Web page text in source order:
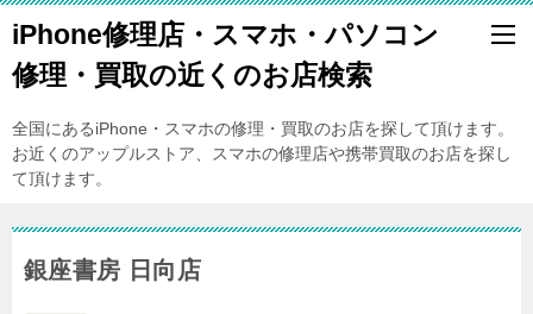
iPhone修理店・スマホ・パソコン
修理・買取の近くのお店検索
全国にあるiPhone・スマホの修理・買取のお店を探して頂けます。
お近くのアップルストア、スマホの修理店や携帯買取のお店を探し
て頂けます。
銀座書房 日向店